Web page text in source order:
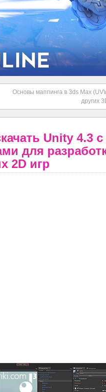
Основы маппинга в 3ds Max
других
Unity 4.3 с
для
2D игр